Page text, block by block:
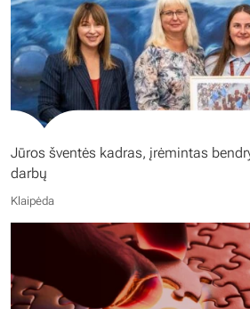
Jūros šventės kadras, įrėmintas
darbų
Klaipėda